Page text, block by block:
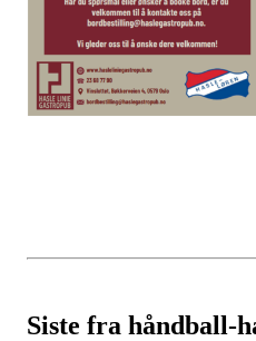
Siste fra håndball-